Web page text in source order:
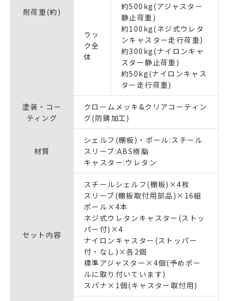
耐荷重(約)
ラッ
ク全
体
約500kg(アジャスター
静止荷重)
約100kg(ネジ式ウレタ
ンキャスター走行荷重)
約300kg(ナイロンキャ
スター静止荷重)
約50kg(ナイロンキャス
ター走行荷重)
塗装・コー
ティング
クロームメッキ&クリアコーティン
グ(防錆加工)
材質
シェルフ(棚板)・ポール:スチール
スリーブ:ABS樹脂
キャスター:ウレタン
セット内容
スチールシェルフ(棚板)×4枚
スリーブ(棚板取付用部品)×16組
ポール×4本
ネジ式ウレタンキャスター(ストッ
パー付)×4
ナイロンキャスター(ストッパー
付・なし)×各2個
標準アジャスター×4個(予めポー
ルに取り付いています)
スパナ×1個(キャスター取付用)